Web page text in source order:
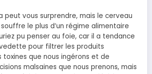
peut vous surprendre, mais le cerveau
le plus d’un régime alimentaire
pu penser au foie, car il a tendance
pour filtrer les produits
toxines que nous ingérons et de
malsaines que nous prenons, mais